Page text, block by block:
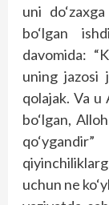
uni
bo‘lgan
davomida:
uning jazosi
qolajak. Va u
bo‘lgan,
uchun ne